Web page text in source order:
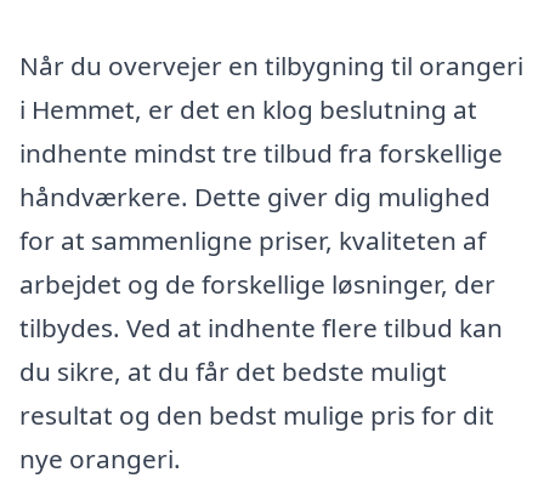
Når du overvejer en tilbygning til orangeri
i Hemmet, er det en klog beslutning at
indhente mindst tre tilbud fra forskellige
håndværkere. Dette giver dig mulighed
for at sammenligne priser, kvaliteten af
arbejdet og de forskellige løsninger, der
tilbydes. Ved at indhente flere tilbud kan
du sikre, at du får det bedste muligt
resultat og den bedst mulige pris for dit
nye orangeri.